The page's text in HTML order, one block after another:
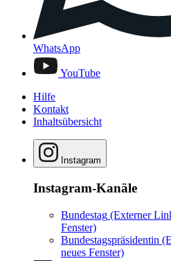
WhatsApp
YouTube
Hilfe
Kontakt
Inhaltsübersicht
Instagram
Instagram-Kanäle
Bundestag (Externer
Fenster)
Bundestagspräsidentin
neues Fenster)